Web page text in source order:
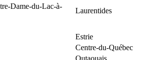
Dame-du-Lac-à-
Laurentides
Estrie
Centre-du-Québec
Outaouais